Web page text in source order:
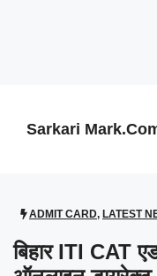
Sarkari
ADMIT CARD, LATEST
बिहार ITI CAT